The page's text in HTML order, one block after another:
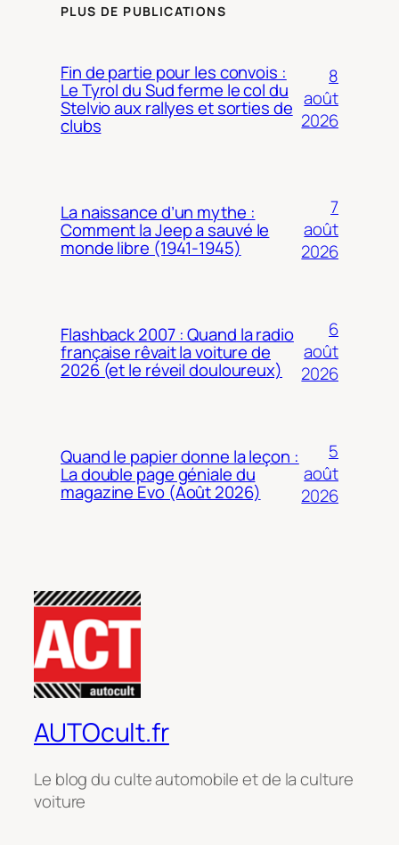
PLUS DE PUBLICATIONS
Fin de partie pour les convois :
Le Tyrol du Sud ferme le col du
Stelvio aux rallyes et sorties de
clubs
8
août
2026
La naissance d’un mythe :
Comment la Jeep a sauvé le
monde libre (1941-1945)
7
août
2026
Flashback 2007 : Quand la radio
française rêvait la voiture de
2026 (et le réveil douloureux)
6
août
2026
Quand le papier donne la leçon :
La double page géniale du
magazine Evo (Août 2026)
5
août
2026
AUTOcult.fr
Le blog du culte automobile et de la culture
voiture